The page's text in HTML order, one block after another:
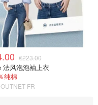
€223.00
法风泡泡袖上衣
纯棉
FR